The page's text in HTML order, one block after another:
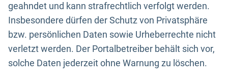
geahndet und kann strafrechtlich verfolgt werden.
Insbesondere dürfen der Schutz von Privatsphäre
bzw. persönlichen Daten sowie Urheberrechte nicht
verletzt werden. Der Portalbetreiber behält sich vor,
solche Daten jederzeit ohne Warnung zu löschen.